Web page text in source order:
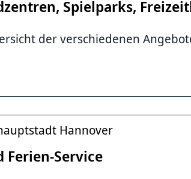
Spielparks,
der verschiedenen
Hannover
Ferien-Service